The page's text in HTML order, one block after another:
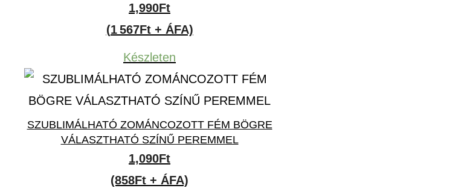
1,990Ft
(1 567Ft + ÁFA)
Készleten
SZUBLIMÁLHATÓ ZOMÁNCOZOTT FÉM BÖGRE
VÁLASZTHATÓ SZÍNŰ PEREMMEL
1,090Ft
(858Ft + ÁFA)